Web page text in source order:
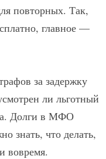
повторных. Так,
главное —
за задержку
ли льготный
Долги в МФО
знать, что делать,
вовремя.